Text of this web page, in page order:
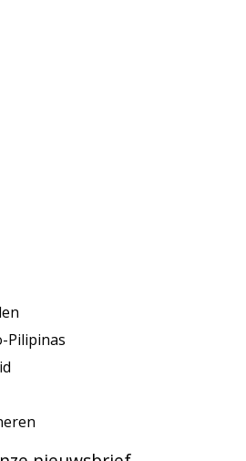
Pilipinas